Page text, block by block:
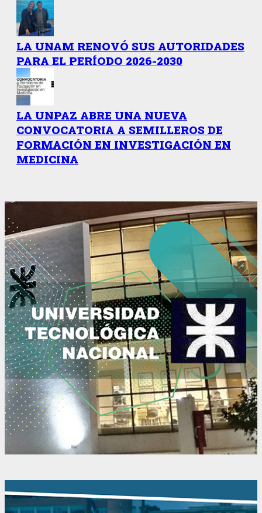
LA UNAM RENOVÓ SUS AUTORIDADES
PARA EL PERÍODO 2026-2030
LA UNPAZ ABRE UNA NUEVA
CONVOCATORIA A SEMILLEROS DE
FORMACIÓN EN INVESTIGACIÓN EN
MEDICINA